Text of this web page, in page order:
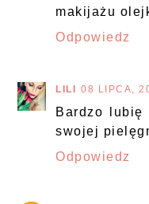
makijażu
Odpowiedz
LILI 08 LIPCA,
Bardzo
swojej
Odpowiedz